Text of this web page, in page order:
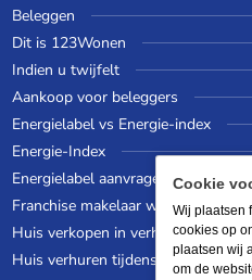
Beleggen
Dit is 123Wonen
Indien u twijfelt
Aankoop voor beleggers
Energielabel vs Energie-index
Energie-Index
Energielabel aanvragen
Franchise makelaar worden
Huis verkopen in verhuurde staat
Huis verhuren tijdens een
Cookie
Wij plaatsen
cookies op
plaatsen wij
om de